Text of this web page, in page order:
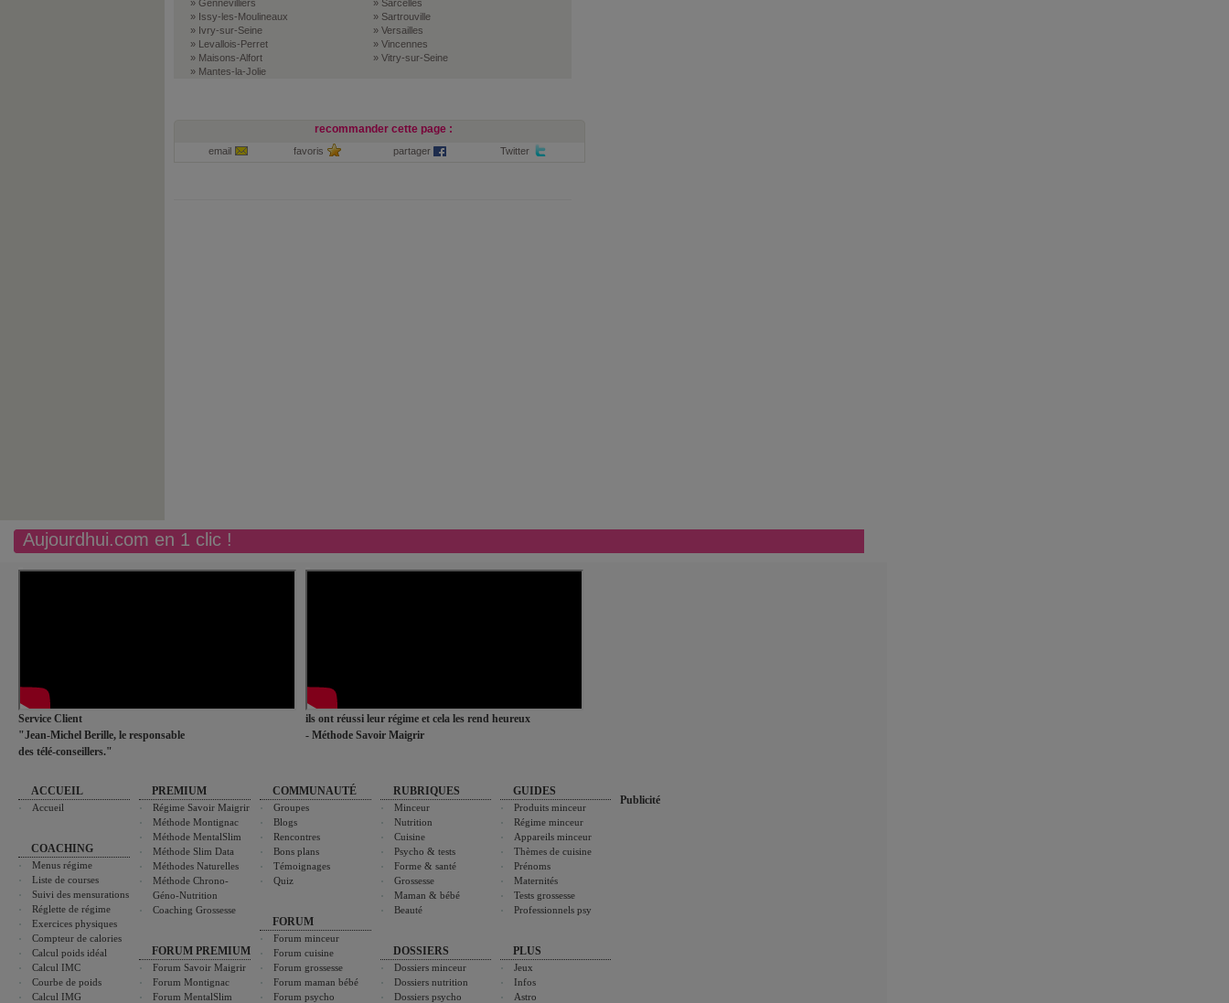
» Gennevilliers
» Issy-les-Moulineaux
» Ivry-sur-Seine
» Levallois-Perret
» Maisons-Alfort
» Mantes-la-Jolie
» Sarcelles
» Sartrouville
» Versailles
» Vincennes
» Vitry-sur-Seine
recommander cette page :
email favoris partager Twitter
Aujourdhui.com en 1 clic !
Service Client
"Jean-Michel Berille, le responsable
des télé-conseillers."
ils ont réussi leur régime et cela les rend heureux
- Méthode Savoir Maigrir
ACCUEIL
Accueil
COACHING
Menus régime
Liste de courses
Suivi des mensurations
Réglette de régime
Exercices physiques
Compteur de calories
Calcul poids idéal
Calcul IMC
Courbe de poids
Calcul IMG
PREMIUM
Régime Savoir Maigrir
Méthode Montignac
Méthode MentalSlim
Méthode Slim Data
Méthodes Naturelles
Méthode Chrono-
Géno-Nutrition
Coaching Grossesse
FORUM PREMIUM
Forum Savoir Maigrir
Forum Montignac
Forum MentalSlim
COMMUNAUTÉ
Groupes
Blogs
Rencontres
Bons plans
Témoignages
Quiz
FORUM
Forum minceur
Forum cuisine
Forum grossesse
Forum maman bébé
Forum psycho
RUBRIQUES
Minceur
Nutrition
Cuisine
Psycho & tests
Forme & santé
Grossesse
Maman & bébé
Beauté
DOSSIERS
Dossiers minceur
Dossiers nutrition
Dossiers psycho
GUIDES
Produits minceur
Régime minceur
Appareils minceur
Thèmes de cuisine
Prénoms
Maternités
Tests grossesse
Professionnels psy
PLUS
Jeux
Infos
Astro
Publicité